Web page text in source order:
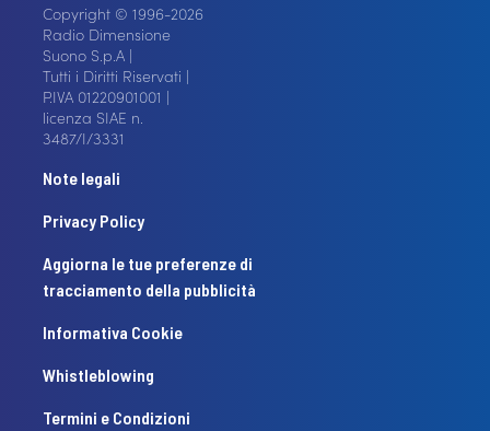
Copyright © 1996-2026
Radio Dimensione
Suono S.p.A |
Tutti i Diritti Riservati |
P.IVA 01220901001 |
licenza SIAE n.
3487/I/3331
Note legali
Privacy Policy
Aggiorna le tue preferenze di
tracciamento della pubblicità
Informativa Cookie
Whistleblowing
Termini e Condizioni